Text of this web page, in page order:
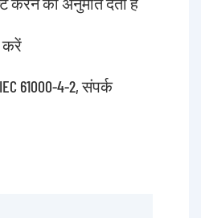
करें
61000-4-2, संपर्क